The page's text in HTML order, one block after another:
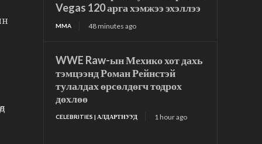
Vegas 120 арга хэмжээ эхэллээ
MMA 48 minutes ago
WWE Raw-ын Мехико хот дахь
тэмцээнд Роман Рейнстэй
тулалдах өрсөлдөгч тодрох
дөхлөө
CELEBRITIES | АЛДАРТНУУД 1 hour ago